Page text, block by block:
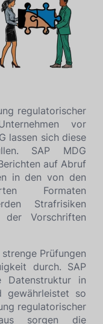
regulatorischer
vor
lassen sich diese
SAP MDG
auf Abruf
in den von den
Formaten
Strafrisiken
Vorschriften
Prüfungen
durch. SAP
Datenstruktur in
gewährleistet so
regulatorischer
sorgen die